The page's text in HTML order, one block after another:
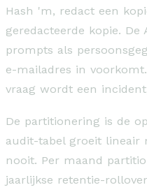
Hash 'm, redact een
geredacteerde kopie.
prompts als
e-mailadres in
vraag wordt een
De partitionering is de
audit-tabel groeit
nooit. Per maand
jaarlijkse retentie-